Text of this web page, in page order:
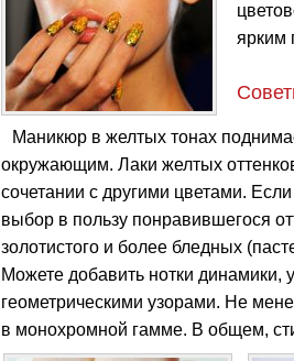
ярким
Маникюр в желтых тонах
окружающим. Лаки желтых
сочетании с другими цветами.
выбор в пользу понравившегося
золотистого и более бледных
Можете добавить нотки динамики,
геометрическими узорами. Не
в монохромной гамме. В общем,